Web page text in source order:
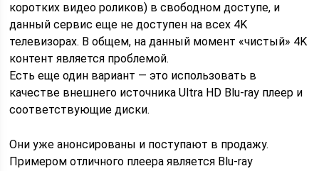
коротких видео роликов) в свободном доступе, и
данный сервис еще не доступен на всех 4K
телевизорах. В общем, на данный момент «чистый» 4K
контент является проблемой.
Есть еще один вариант — это использовать в
качестве внешнего источника Ultra HD Blu-ray плеер и
соответствующие диски.
Они уже анонсированы и поступают в продажу.
Примером отличного плеера является Blu-ray